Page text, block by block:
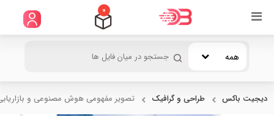
0
همه
دیجیت باکس طراحی و گرافیک تصویر مفهومی هوش مصنوعی و